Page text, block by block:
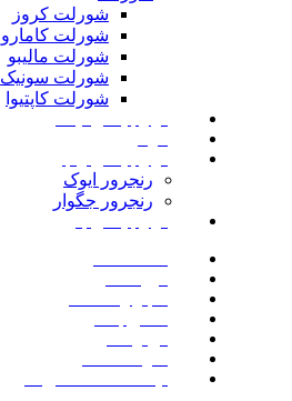
شورلت کروز
شورلت کامارو
شورلت مالیبو
شورلت سونیک
شورلت کاپتیوا
رنجرور ایوک
رنجرور جگوار